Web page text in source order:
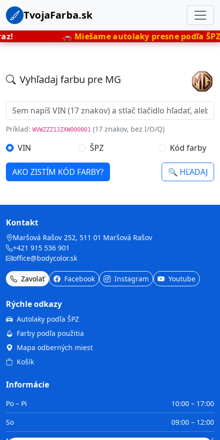
TvojaFarba.sk
🚗Miešame autolaky presne podľa ŠPZ
Vyhľadaj farbu pre MG
Príklad: WVWZZZ1JZXW000001 (17 znakov, bez I/O/Q)
VIN ŠPZ Kód farby
AKO ZISTÍM KÓD FARBY? 🔍 HĽADAJ
Kontakt
Maršová Rašov 252, 511 01 Maršová Rašov
+421 915 536 901
office@bodycolor.sk
Zavolať Facebook Instagram Youtube
Rýchle odkazy
Autolaky podľa ŠPZ
Farby podľa použitia
Mapa odberných miest
Košík
Informácie
Po – Pi
10:00 – 17:00
So
09:00 – 12:00